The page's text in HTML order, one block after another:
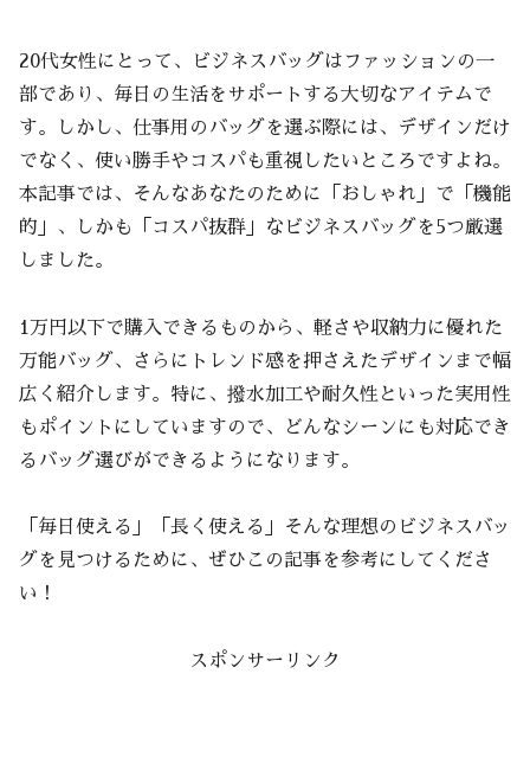
20代女性にとって、ビジネスバッグはファッションの一
部であり、毎日の生活をサポートする大切なアイテムで
す。しかし、仕事用のバッグを選ぶ際には、デザインだけ
でなく、使い勝手やコスパも重視したいところですよね。
本記事では、そんなあなたのために「おしゃれ」で「機能
的」、しかも「コスパ抜群」なビジネスバッグを5つ厳選
しました。
1万円以下で購入できるものから、軽さや収納力に優れた
万能バッグ、さらにトレンド感を押さえたデザインまで幅
広く紹介します。特に、撥水加工や耐久性といった実用性
もポイントにしていますので、どんなシーンにも対応でき
るバッグ選びができるようになります。
「毎日使える」「長く使える」そんな理想のビジネスバッ
グを見つけるために、ぜひこの記事を参考にしてくださ
い！
スポンサーリンク